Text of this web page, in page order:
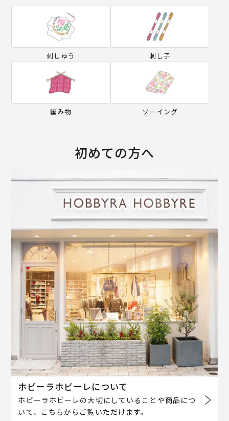
刺しゅう 刺し子
編み物 ソーイング
初めての方へ
ホビーラホビーレについて
ホビーラホビーレの大切にしていることや商品につ
いて、こちらからご覧いただけます。